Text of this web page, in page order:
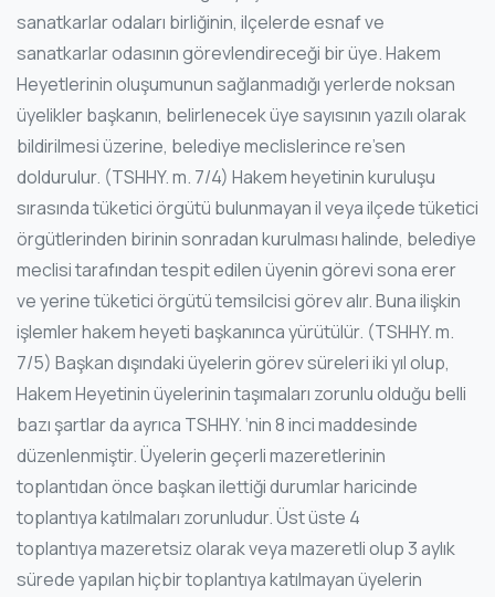
sanatkarlar odaları birliğinin, ilçelerde esnaf ve
sanatkarlar odasının görevlendireceği bir üye. Hakem
Heyetlerinin oluşumunun sağlanmadığı yerlerde noksan
üyelikler başkanın, belirlenecek üye sayısının yazılı olarak
bildirilmesi üzerine, belediye meclislerince re’sen
doldurulur. (TSHHY. m. 7/4) Hakem heyetinin kuruluşu
sırasında tüketici örgütü bulunmayan il veya ilçede tüketici
örgütlerinden birinin sonradan kurulması halinde, belediye
meclisi tarafından tespit edilen üyenin görevi sona erer
ve yerine tüketici örgütü temsilcisi görev alır. Buna ilişkin
işlemler hakem heyeti başkanınca yürütülür. (TSHHY. m.
7/5) Başkan dışındaki üyelerin görev süreleri iki yıl olup,
Hakem Heyetinin üyelerinin taşımaları zorunlu olduğu belli
bazı şartlar da ayrıca TSHHY. ‘nin 8 inci maddesinde
düzenlenmiştir. Üyelerin geçerli mazeretlerinin
toplantıdan önce başkan ilettiği durumlar haricinde
toplantıya katılmaları zorunludur. Üst üste 4
toplantıya mazeretsiz olarak veya mazeretli olup 3 aylık
sürede yapılan hiçbir toplantıya katılmayan üyelerin